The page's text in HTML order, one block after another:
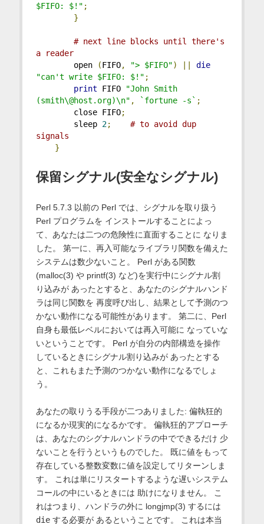
$FIFO: $!" ;
}
# next line blocks until there's
a reader
open
(FIFO, "> $FIFO")
die
"can't write $FIFO: $!" ;
print FIFO
"John Smith
(smith\@host.org)\n" , `fortune -s` ;
close FIFO;
sleep 2;
# to avoid dup
signals
}
保留シグナル(安全なシグナル)
Perl 5.7.3 以前の Perl では、シグナルを取り扱う
Perl プログラムを インストールすることによっ
て、あなたは二つの危険性に直面することに なりま
した。 第一に、再入可能なライブラリ関数を備えた
システムは数少ないこと。 Perl がある関数
(malloc(3) や printf(3) など)を実行中にシグナル割
り込みが あったとすると、あなたのシグナルハンド
ラは同じ関数を 再度呼び出し、結果として予測のつ
かない動作になる可能性があります。 第二に、Perl
自身も最低レベルにおいては再入可能に なっていな
いということです。 Perl が自分の内部構造を操作
しているときにシグナル割り込みが あったとする
と、これもまた予測のつかない動作になるでしょ
う。
あなたの取りうる手段が二つありました: 偏執狂的
になるか現実的になるかです。 偏執狂的アプローチ
は、あなたのシグナルハンドラの中でできるだけ 少
ないことを行うというものでした。 既に値をもって
存在している整数変数に値を設定してリターンしま
す。 これは単にリスタートするような遅いシステム
コールの中にいるときには 助けになりません。 こ
れはつまり、ハンドラの外に longjmp(3) するには
dieする必要が あるということです。 これは本当